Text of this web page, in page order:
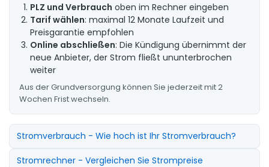
PLZ und Verbrauch oben im Rechner eingeben
Tarif wählen: maximal 12 Monate Laufzeit und
Preisgarantie empfohlen
Online abschließen: Die Kündigung übernimmt der
neue Anbieter, der Strom fließt ununterbrochen
weiter
Aus der Grundversorgung können Sie jederzeit mit 2
Wochen Frist wechseln.
Stromverbrauch - Wie hoch ist Ihr Stromverbrauch?
Stromrechner - Vergleichen Sie Strompreise